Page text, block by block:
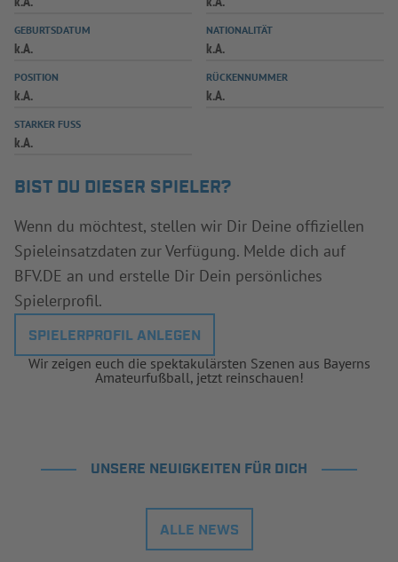
SPIELPLUS
GEBURTSDATUM
k.A.
NATIONALITÄT
k.A.
POSITION
k.A.
RÜCKENNUMMER
k.A.
STARKER FUSS
k.A.
BIST DU DIESER SPIELER?
Wenn du möchtest, stellen wir Dir Deine offiziellen
Spieleinsatzdaten zur Verfügung. Melde dich auf
BFV.DE an und erstelle Dir Dein persönliches
Spielerprofil.
SPIELERPROFIL ANLEGEN
Wir zeigen euch die spektakulärsten Szenen aus Bayerns
Amateurfußball, jetzt reinschauen!
UNSERE NEUIGKEITEN FÜR DICH
ALLE NEWS